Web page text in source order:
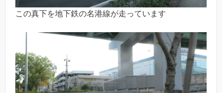
この真下を地下鉄の名港線が走っています